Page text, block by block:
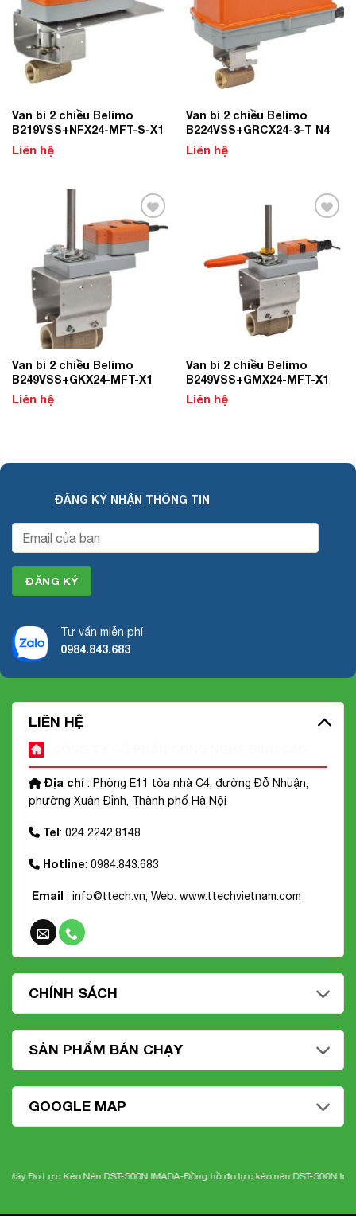
Van bi 2 chiều Belimo
B219VSS+NFX24-MFT-S-X1
Liên hệ
Van bi 2 chiều Belimo
B224VSS+GRCX24-3-T N4
Liên hệ
Add to
Wishlist
Van bi 2 chiều Belimo
B249VSS+GKX24-MFT-X1
Liên hệ
Wishlist
Van bi 2 chiều Belimo
B249VSS+GMX24-MFT-X1
Liên hệ
ĐĂNG KÝ NHẬN THÔNG TIN
Tư vấn miễn phí
0984.843.683
LIÊN HỆ
Địa chỉ : Phòng E11 tòa nhà C4, đường Đỗ Nhuận,
phường Xuân Đỉnh, Thành phố Hà Nội
Tel: 024 2242.8148
Hotline: 0984.843.683
Email : info@ttech.vn; Web: www.ttechvietnam.com
CHÍNH SÁCH
SẢN PHẨM BÁN CHẠY
GOOGLE MAP
Đo Lực Kéo Nén DST-500N IMADA-Đồng hồ đo lực kéo nén DST-500N Imada